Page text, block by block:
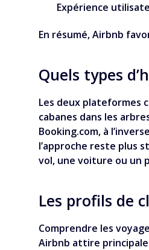
Expérience
En résumé, Airbnb
Quels types
Les deux plateformes
cabanes dans les
Booking.com, à
l’approche reste plus
vol, une voiture ou un
Les profils de
Comprendre les
Airbnb attire